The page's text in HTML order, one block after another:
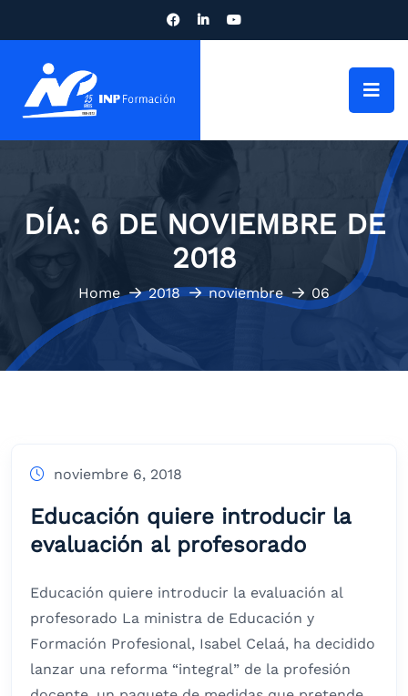
DÍA:6 DE NOVIEMBRE DE
2018
Home 2018 noviembre 06
noviembre 6, 2018
Educación quiere introducir la
evaluación al profesorado
Educación quiere introducir la evaluación al
profesorado La ministra de Educación y
Formación Profesional, Isabel Celaá, ha decidido
lanzar una reforma “integral” de la profesión